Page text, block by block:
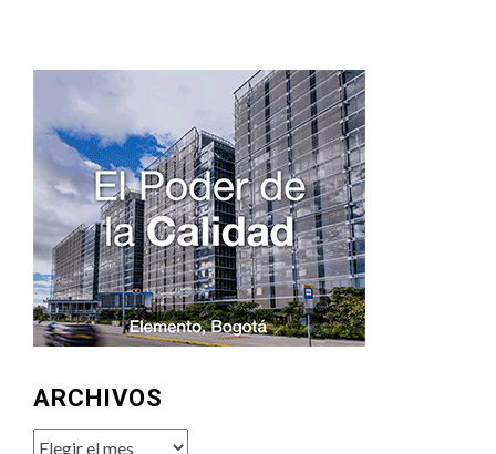
ARCHIVOS
Archivos